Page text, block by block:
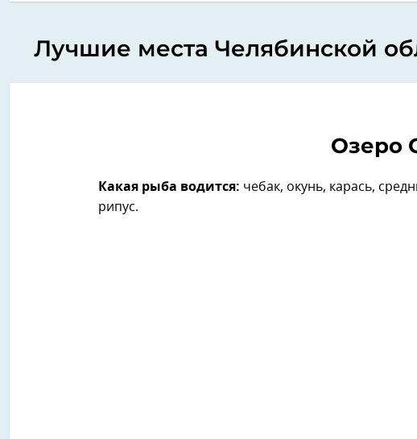
Лучшие места Челябинской
Озеро
Какая рыба водится: чебак, окунь, карась,
рипус.